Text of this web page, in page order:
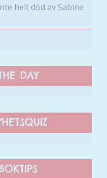
helt död av Sabine
DAY
Marknadsföring
beteende när du
anpassat innehåll
och erbjudanden.